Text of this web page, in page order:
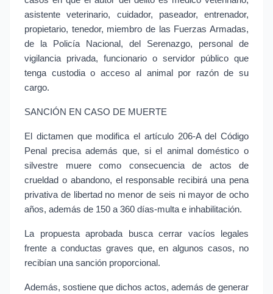
asistente veterinario, cuidador, paseador, entrenador,
propietario, tenedor, miembro de las Fuerzas Armadas,
de la Policía Nacional, del Serenazgo, personal de
vigilancia privada, funcionario o servidor público que
tenga custodia o acceso al animal por razón de su
cargo.
SANCIÓN EN CASO DE MUERTE
El dictamen que modifica el artículo 206-A del Código
Penal precisa además que, si el animal doméstico o
silvestre muere como consecuencia de actos de
crueldad o abandono, el responsable recibirá una pena
privativa de libertad no menor de seis ni mayor de ocho
años, además de 150 a 360 días-multa e inhabilitación.
La propuesta aprobada busca cerrar vacíos legales
frente a conductas graves que, en algunos casos, no
recibían una sanción proporcional.
Además, sostiene que dichos actos, además de generar